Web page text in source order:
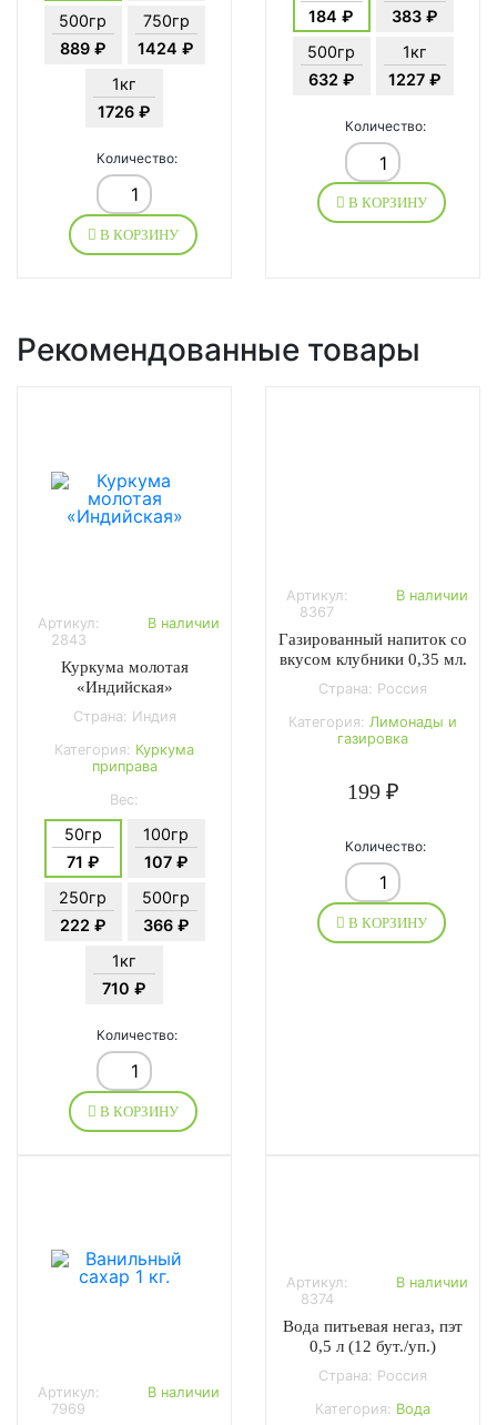
500гр
889 ₽
750гр
1424 ₽
1кг
1726 ₽
Количество:
В КОРЗИНУ
184 ₽
383 ₽
500гр
632 ₽
1кг
1227 ₽
Количество:
В КОРЗИНУ
Рекомендованные товары
Артикул:
2843
В наличии
Куркума молотая
«Индийская»
Страна: Индия
Категория: Куркума
приправа
Вес:
50гр
71 ₽
100гр
107 ₽
250гр
222 ₽
500гр
366 ₽
1кг
710 ₽
Количество:
В КОРЗИНУ
Артикул:
8367
В наличии
Газированный напиток со
вкусом клубники 0,35 мл.
Страна: Россия
Категория: Лимонады и
газировка
199 ₽
Количество:
В КОРЗИНУ
Артикул:
7969
В наличии
Артикул:
8374
В наличии
Вода питьевая негаз, пэт
0,5 л (12 бут./уп.)
Страна: Россия
Категория: Вода